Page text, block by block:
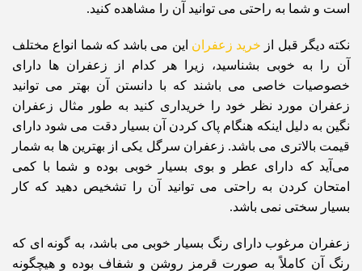
است و شما به راحتی می توانید آن را مشاهده کنید.
نکته دیگر قبل از خرید زعفران این می باشد که شما انواع مختلف
آن را به خوبی بشناسید، زیرا هر کدام از زعفران ها دارای
خصوصیات خاصی می باشند که با دانستن آن بهتر می توانید
زعفران مورد نظر خود را خریداری کنید به طور مثال زعفران
نگین به دلیل اینکه هنگام پاک کردن آن بسیار دقت می شود دارای
قیمت بالاتری می باشد. زعفران سرگل یکی از بهترین ها به شمار
می‌آید که دارای عطر و بوی بسیار خوبی بوده و شما با کمی
امتحان کردن به راحتی می توانید آن را تشخیص دهید که کار
بسیار سختی نمی باشد.
زعفران مرغوب دارای رنگ بسیار خوبی می باشد، به گونه ای که
رنگ آن کاملاً به صورت قرمز روشن و شفاف بوده و هیچگونه